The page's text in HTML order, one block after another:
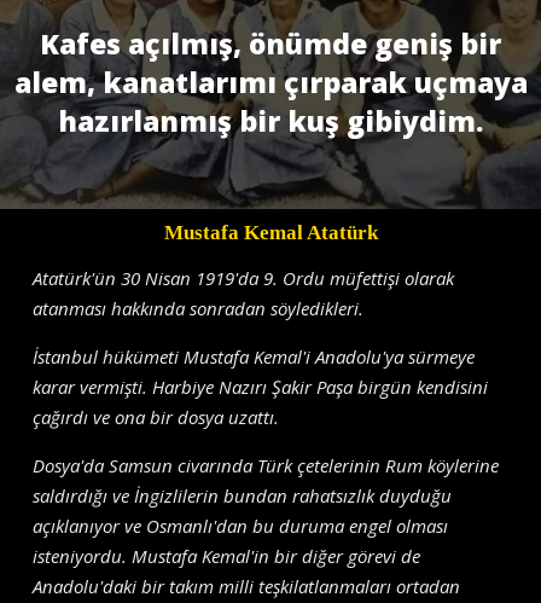
Kafes açılmış, önümde geniş bir
alem, kanatlarımı çırparak uçmaya
hazırlanmış bir kuş gibiydim.
Mustafa Kemal Atatürk
Atatürk'ün 30 Nisan 1919'da 9. Ordu müfettişi olarak
atanması hakkında sonradan söyledikleri.
İstanbul hükümeti Mustafa Kemal'i Anadolu'ya sürmeye
karar vermişti. Harbiye Nazırı Şakir Paşa birgün kendisini
çağırdı ve ona bir dosya uzattı.
Dosya'da Samsun civarında Türk çetelerinin Rum köylerine
saldırdığı ve İngizlilerin bundan rahatsızlık duyduğu
açıklanıyor ve Osmanlı'dan bu duruma engel olması
isteniyordu. Mustafa Kemal'in bir diğer görevi de
Anadolu'daki bir takım milli teşkilatlanmaları ortadan